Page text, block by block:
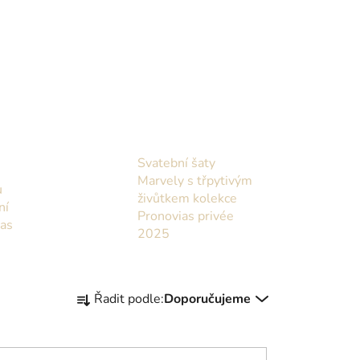
Svatební šaty
Marvely s třpytivým
živůtkem kolekce
Pronovias privée
2025
a
e
Řadit podle:Doporučujeme